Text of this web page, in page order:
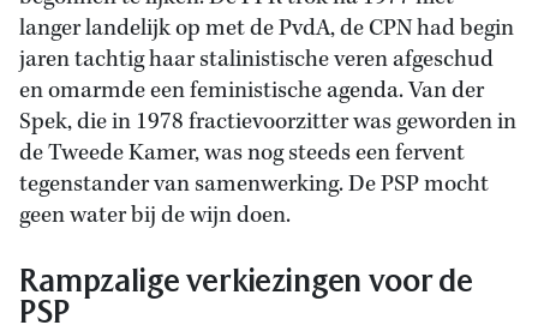
langer landelijk op met de PvdA, de CPN had begin
jaren tachtig haar stalinistische veren afgeschud
en omarmde een feministische agenda. Van der
Spek, die in 1978 fractievoorzitter was geworden in
de Tweede Kamer, was nog steeds een fervent
tegenstander van samenwerking. De PSP mocht
geen water bij de wijn doen.
Rampzalige verkiezingen voor de
PSP